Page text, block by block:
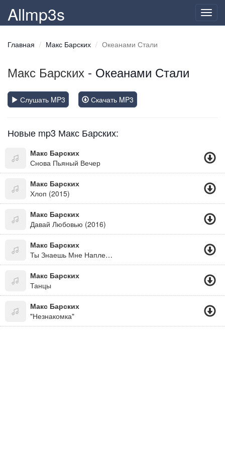
Allmp3s
Главная Макс Барских Океанами Стали
Макс Барских - Океанами Стали
Слушать MP3 Скачать MP3
Новые mp3 Макс Барских:
Макс Барских
Снова Пьяный Вечер
Макс Барских
Хлоп (2015)
Макс Барских
Давай Любовью (2016)
Макс Барских
Ты Знаешь Мне Наплевать, Где Ты И С Кем..
Макс Барских
Танцы
Макс Барских
"Незнакомка"